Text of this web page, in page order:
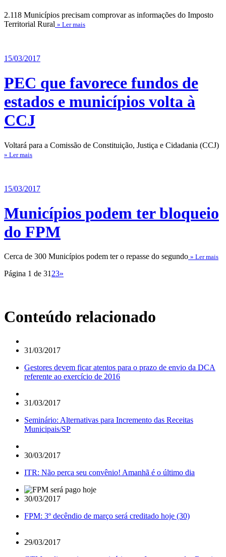
2.118 Municípios precisam comprovar as informações do Imposto
Territorial Rural » Ler mais
15/03/2017
PEC que favorece fundos de
estados e municípios volta à
CCJ
Voltará para a Comissão de Constituição, Justiça e Cidadania (CCJ)
» Ler mais
15/03/2017
Municípios podem ter bloqueio
do FPM
Cerca de 300 Municípios podem ter o repasse do segundo » Ler mais
Página 1 de 31 23»
Conteúdo relacionado
31/03/2017
Gestores devem ficar atentos para o prazo de envio da DCA
referente ao exercício de 2016
31/03/2017
Seminário: Alternativas para Incremento das Receitas
Municipais/SP
30/03/2017
ITR: Não perca seu convênio! Amanhã é o último dia
30/03/2017
FPM: 3º decêndio de março será creditado hoje (30)
29/03/2017